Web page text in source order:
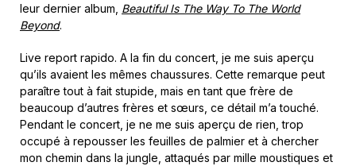
leur dernier album, Beautiful Is The Way To The World
Beyond.
Live report rapido. A la fin du concert, je me suis aperçu
qu’ils avaient les mêmes chaussures. Cette remarque peut
paraître tout à fait stupide, mais en tant que frère de
beaucoup d’autres frères et sœurs, ce détail m’a touché.
Pendant le concert, je ne me suis aperçu de rien, trop
occupé à repousser les feuilles de palmier et à chercher
mon chemin dans la jungle, attaqués par mille moustiques et